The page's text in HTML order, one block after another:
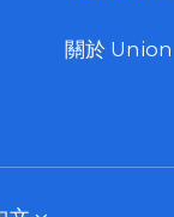
關於 Union